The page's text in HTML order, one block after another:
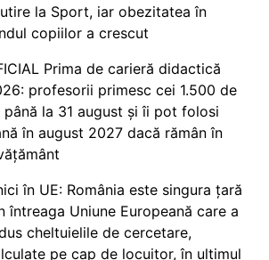
la Sport, iar obezitatea în
copiilor a crescut
Prima de carieră didactică
profesorii primesc cei 1.500 de
până la 31 august și îi pot folosi
în august 2027 dacă rămân în
în UE: România este singura țară
întreaga Uniune Europeană care a
cheltuielile de cercetare,
pe cap de locuitor, în ultimul